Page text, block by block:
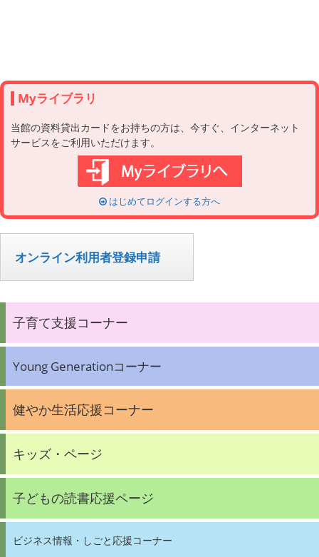
Myライブラリ
当館の資料貸出カードをお持ちの方は、今すぐ、インターネット
サービスをご利用いただけます。
はじめてログインする方へ
オンライン利用者登録申請
子育て支援コーナー
Young Generationコーナー
健やか生活応援コーナー
キッズ・ページ
子どもの読書応援ページ
ビジネス情報・しごと応援コーナー